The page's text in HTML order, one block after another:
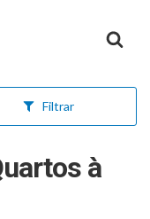
Filtrar
à